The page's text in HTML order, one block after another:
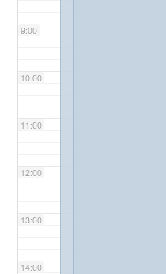
9:00
10:00
11:00
12:00
13:00
14:00